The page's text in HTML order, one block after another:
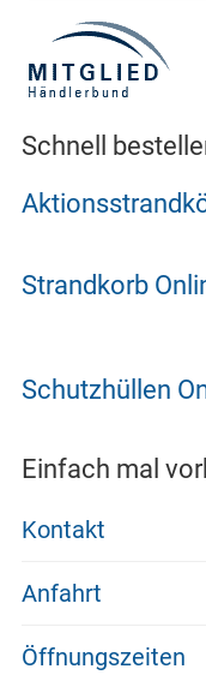
Schnell
Strandkorb
Schutzhüllen
Einfach mal
Kontakt
Anfahrt
Öffnungszeiten